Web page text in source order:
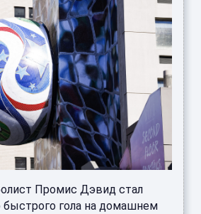
Промис Дэвид стал
быстрого гола на домашнем